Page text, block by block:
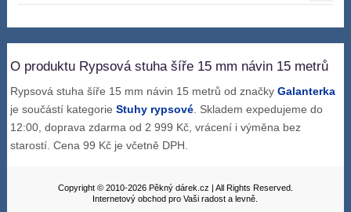
O produktu Rypsová stuha šíře 15 mm návin 15 metrů
Rypsová stuha šíře 15 mm návin 15 metrů od značkyGalanterka
je součástí kategorieStuhy rypsové. Skladem expedujeme do
12:00, doprava zdarma od 2 999 Kč, vrácení i výměna bez
starostí. Cena 99 Kč je včetně DPH.
Copyright © 2010-2026 Pěkný dárek.cz | All Rights Reserved.
Internetový obchod pro Vaši radost a levně.